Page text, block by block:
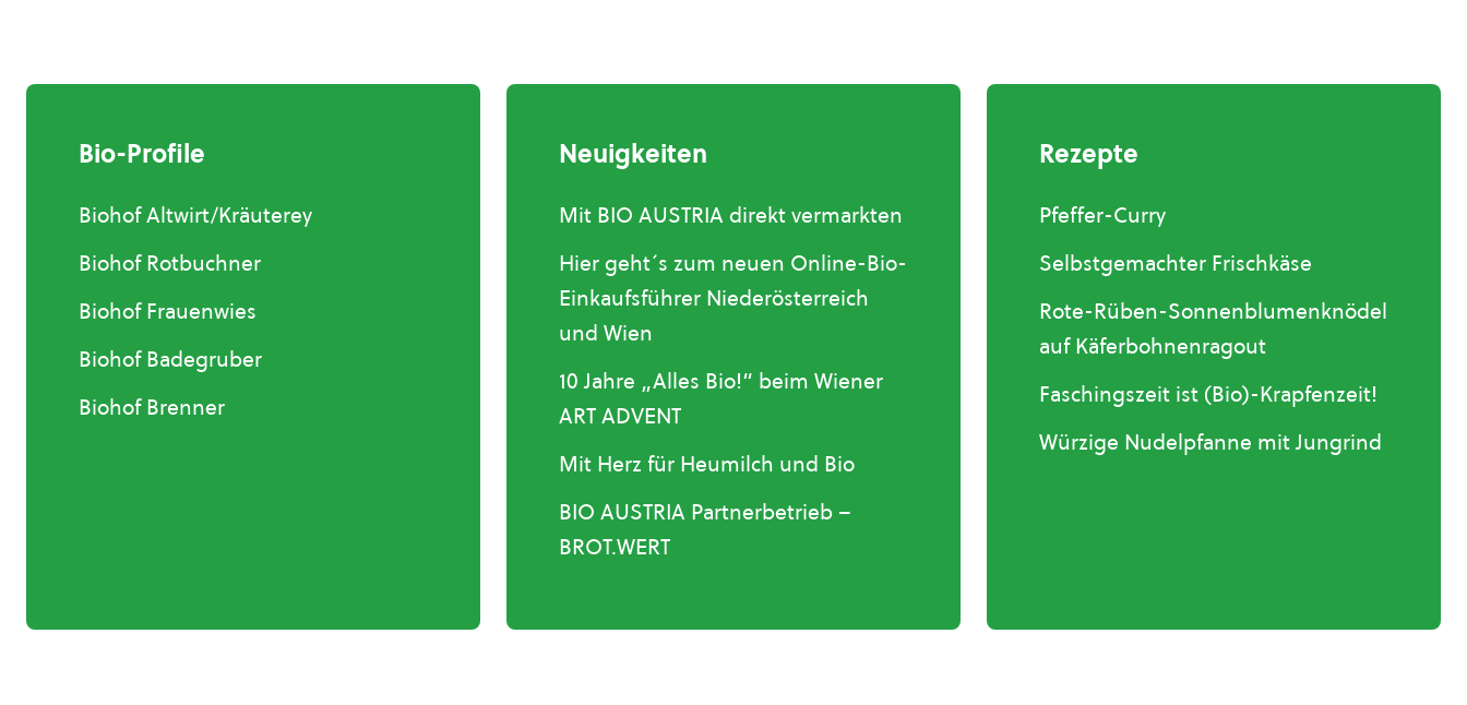
Bio-Profile
Biohof Altwirt/Kräuterey
Biohof Rotbuchner
Biohof Frauenwies
Biohof Badegruber
Biohof Brenner
Neuigkeiten
Mit BIO AUSTRIA direkt vermarkten
Hier geht´s zum neuen Online-Bio-
Einkaufsführer Niederösterreich
und Wien
10 Jahre „Alles Bio!“ beim Wiener
ART ADVENT
Mit Herz für Heumilch und Bio
BIO AUSTRIA Partnerbetrieb –
BROT.WERT
Rezepte
Pfeffer-Curry
Selbstgemachter Frischkäse
Rote-Rüben-Sonnenblumenknödel
auf Käferbohnenragout
Faschingszeit ist (Bio)-Krapfenzeit!
Würzige Nudelpfanne mit Jungrind